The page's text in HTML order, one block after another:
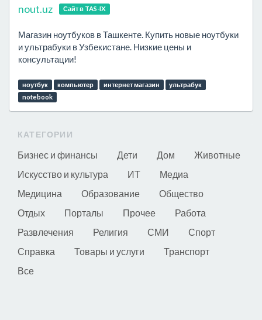
nout.uz Сайт в TAS-IX
Магазин ноутбуков в Ташкенте. Купить новые ноутбуки
и ультрабуки в Узбекистане. Низкие цены и
консультации!
ноутбук компьютер интернет магазин
ультрабук
notebook
КАТЕГОРИИ
Бизнес и финансы Дети Дом
Животные
Искусство и культура
ИТ
Медиа
Медицина
Образование
Общество
Отдых
Порталы Прочее
Работа
Развлечения
Религия СМИ
Спорт
Справка
Товары и услуги
Транспорт
Все